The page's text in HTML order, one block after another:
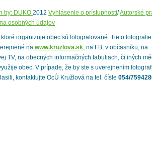
by: DUKO 2012 Vyhlásenie o prístupnosti/Autorské
osobných údajov
organizuje obec sú fotografované. Tieto
na www.kruzlova.sk, na FB, v občasníku, na
TV, na obecných informačných tabuliach, či iných
obec. V prípade, že by ste s uverejnením
kontaktujte OcÚ Kružlová na tel. čísle 054/